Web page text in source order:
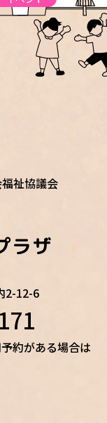
祉協議会
ラザ
2-12-6
約がある場合は